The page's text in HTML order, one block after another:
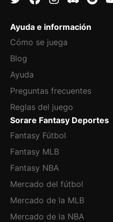
Ayuda e información
Cómo se juega
Blog
Ayuda
Preguntas frecuentes
Reglas del juego
Sorare Fantasy Deportes
Fantasy Fútbol
Fantasy MLB
Fantasy NBA
Mercado del fútbol
Mercado de la MLB
Mercado de la NBA